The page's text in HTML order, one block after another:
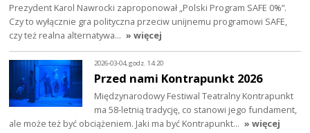
Prezydent Karol Nawrocki zaproponował „Polski Program SAFE 0%”.
Czy to wyłącznie gra polityczna przeciw unijnemu programowi SAFE,
czy też realna alternatywa… » więcej
2026-03-04, godz. 14:20
Przed nami Kontrapunkt 2026
Międzynarodowy Festiwal Teatralny Kontrapunkt
ma 58-letnią tradycję, co stanowi jego fundament,
ale może też być obciążeniem. Jaki ma być Kontrapunkt… » więcej